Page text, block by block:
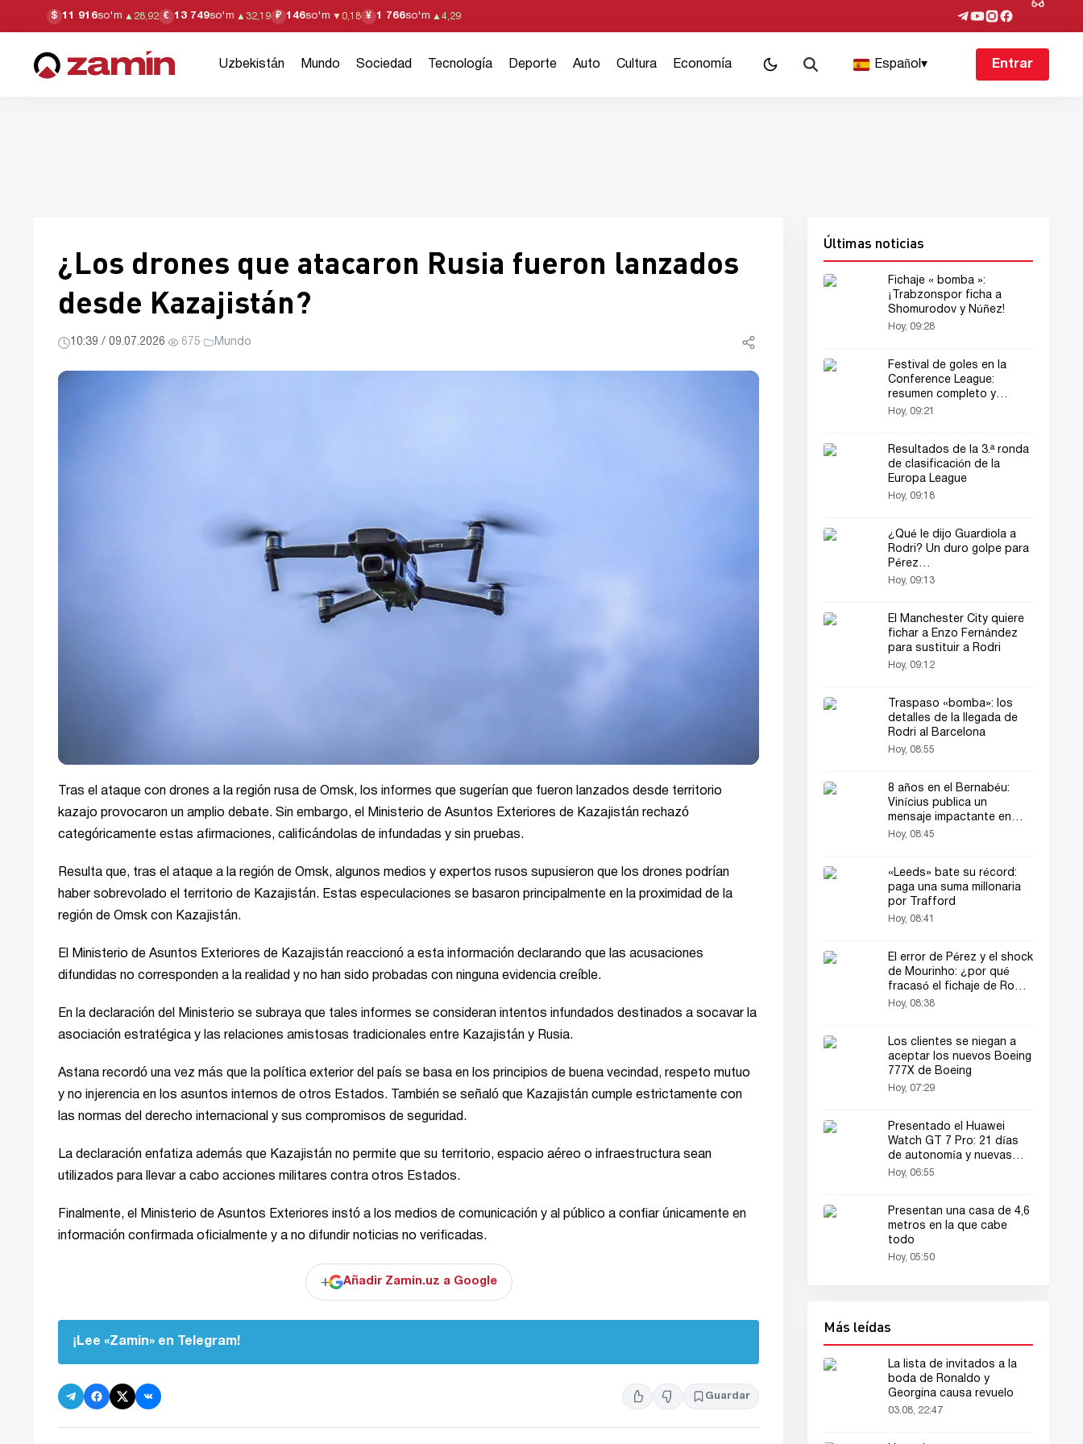
$ 11 916so'm ▲ 28,92 € 13 749so'm ▲ 32,19 ₽ 146so'm ▼ 0,18 ¥ 1 766so'm ▲ 4,29
Uzbekistán Mundo Sociedad Tecnología Deporte Auto Cultura Economía Español▾ Entrar
¿Los drones que atacaron Rusia fueron lanzados
desde Kazajistán?
10:39 / 09.07.2026· 675· Mundo
Tras el ataque con drones a la región rusa de Omsk, los informes que sugerían que fueron lanzados desde territorio
kazajo provocaron un amplio debate. Sin embargo, el Ministerio de Asuntos Exteriores de Kazajistán rechazó
categóricamente estas afirmaciones, calificándolas de infundadas y sin pruebas.
Resulta que, tras el ataque a la región de Omsk, algunos medios y expertos rusos supusieron que los drones podrían
haber sobrevolado el territorio de Kazajistán. Estas especulaciones se basaron principalmente en la proximidad de la
región de Omsk con Kazajistán.
El Ministerio de Asuntos Exteriores de Kazajistán reaccionó a esta información declarando que las acusaciones
difundidas no corresponden a la realidad y no han sido probadas con ninguna evidencia creíble.
En la declaración del Ministerio se subraya que tales informes se consideran intentos infundados destinados a socavar la
asociación estratégica y las relaciones amistosas tradicionales entre Kazajistán y Rusia.
Astana recordó una vez más que la política exterior del país se basa en los principios de buena vecindad, respeto mutuo
y no injerencia en los asuntos internos de otros Estados. También se señaló que Kazajistán cumple estrictamente con
las normas del derecho internacional y sus compromisos de seguridad.
La declaración enfatiza además que Kazajistán no permite que su territorio, espacio aéreo o infraestructura sean
utilizados para llevar a cabo acciones militares contra otros Estados.
Finalmente, el Ministerio de Asuntos Exteriores instó a los medios de comunicación y al público a confiar únicamente en
información confirmada oficialmente y a no difundir noticias no verificadas.
+ Añadir Zamin.uz a Google
¡Lee «Zamin» en Telegram!
Guardar
Últimas noticias
Fichaje « bomba »:
¡Trabzonspor ficha a
Shomurodov y Núñez!
Hoy, 09:28
Festival de goles en la
Conference League:
resumen completo y
resultados de los primeros
Hoy, 09:21
Resultados de la 3.ª ronda
de clasificación de la
Europa League
Hoy, 09:18
¿Qué le dijo Guardiola a
Rodri? Un duro golpe para
Pérez…
Hoy, 09:13
El Manchester City quiere
fichar a Enzo Fernández
para sustituir a Rodri
Hoy, 09:12
Traspaso «bomba»: los
detalles de la llegada de
Rodri al Barcelona
Hoy, 08:55
8 años en el Bernabéu:
Vinícius publica un
mensaje impactante en
Instagram
Hoy, 08:45
«Leeds» bate su récord:
paga una suma millonaria
por Trafford
Hoy, 08:41
El error de Pérez y el shock
de Mourinho: ¿por qué
fracasó el fichaje de Rodri
por el Real?
Hoy, 08:38
Los clientes se niegan a
aceptar los nuevos Boeing
777X de Boeing
Hoy, 07:29
Presentado el Huawei
Watch GT 7 Pro: 21 días
de autonomía y nuevas
funciones
Hoy, 06:55
Presentan una casa de 4,6
metros en la que cabe
todo
Hoy, 05:50
Más leídas
La lista de invitados a la
boda de Ronaldo y
Georgina causa revuelo
03.08, 22:47